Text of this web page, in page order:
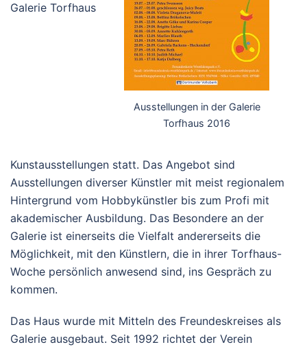
Ausstellungen in der Galerie
Torfhaus 2016
Galerie Torfhaus
Kunstausstellungen statt. Das Angebot sind
Ausstellungen diverser Künstler mit meist regionalem
Hintergrund vom Hobbykünstler bis zum Profi mit
akademischer Ausbildung. Das Besondere an der
Galerie ist einerseits die Vielfalt andererseits die
Möglichkeit, mit den Künstlern, die in ihrer Torfhaus-
Woche persönlich anwesend sind, ins Gespräch zu
kommen.
Das Haus wurde mit Mitteln des Freundeskreises als
Galerie ausgebaut. Seit 1992 richtet der Verein